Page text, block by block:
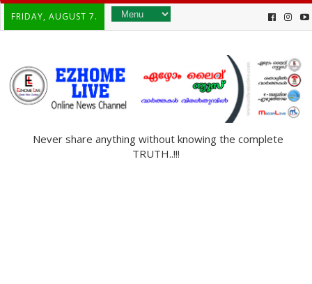
FRIDAY, AUGUST 7.
Never share anything without knowing the complete
TRUTH..!!!